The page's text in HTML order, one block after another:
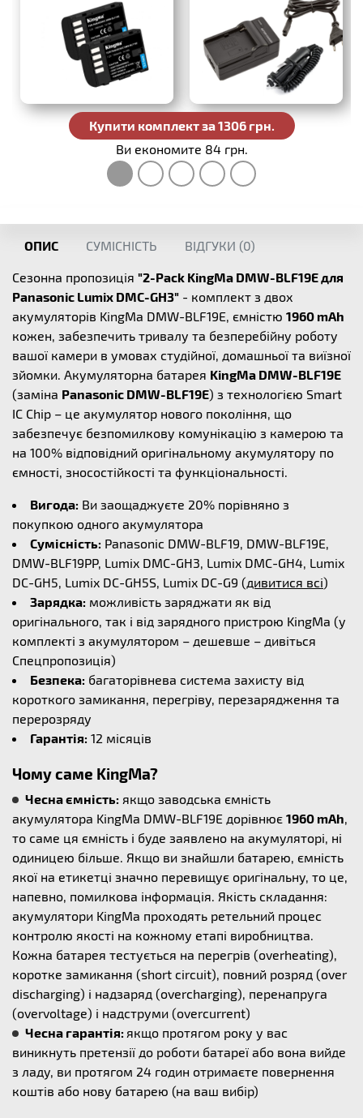
420 грн.
Купити комплект за 1306 грн.
Ви економите 84 грн.
ОПИС СУМІСНІСТЬ ВІДГУКИ (0)
Сезонна пропозиція "2-Pack KingMa DMW-BLF19E для
Panasonic Lumix DMC-GH3" - комплект з двох
акумуляторів KingMa DMW-BLF19E, ємністю 1960 mAh
кожен, забезпечить тривалу та безперебійну роботу
вашої камери в умовах студійної, домашньої та виїзної
зйомки. Акумуляторна батарея KingMa DMW-BLF19E
(заміна Panasonic DMW-BLF19E) з технологією Smart
IC Chip – це акумулятор нового покоління, що
забезпечує безпомилкову комунікацію з камерою та
на 100% відповідний оригінальному акумулятору по
ємності, зносостійкості та функціональності.
Вигода: Ви заощаджуєте 20% порівняно з
покупкою одного акумулятора
Сумісність: Panasonic DMW-BLF19, DMW-BLF19E,
DMW-BLF19PP, Lumix DMC-GH3, Lumix DMC-GH4, Lumix
DC-GH5, Lumix DC-GH5S, Lumix DC-G9 (дивитися всі)
Зарядка: можливість заряджати як від
оригінального, так і від зарядного пристрою KingMa (у
комплекті з акумулятором – дешевше – дивіться
Спецпропозиція)
Безпека: багаторівнева система захисту від
короткого замикання, перегріву, перезарядження та
перерозряду
Гарантія: 12 місяців
Чому саме KingMa?
Чесна ємність: якщо заводська ємність
акумулятора KingMa DMW-BLF19E дорівнює 1960 mAh,
то саме ця ємність і буде заявлено на акумуляторі, ні
одиницею більше. Якщо ви знайшли батарею, ємність
якої на етикетці значно перевищує оригінальну, то це,
напевно, помилкова інформація. Якість складання:
акумулятори KingMa проходять ретельний процес
контролю якості на кожному етапі виробництва.
Кожна батарея тестується на перегрів (overheating),
коротке замикання (short circuit), повний розряд (over
discharging) і надзаряд (overcharging), перенапруга
(overvoltage) і надструми (overcurrent)
Чесна гарантія: якщо протягом року у вас
виникнуть претензії до роботи батареї або вона вийде
з ладу, ви протягом 24 годин отримаєте повернення
коштів або нову батарею (на ваш вибір)